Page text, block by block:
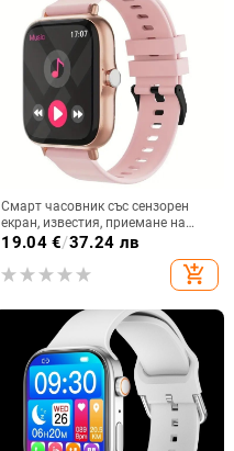
Смарт часовник със сензорен
екран, известия, приемане на
обаждания, мониторинг на съня,
19.04€/37.24 лв
add_shopping_cart